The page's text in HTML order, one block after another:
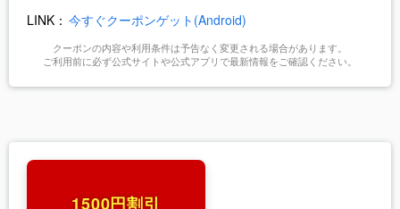
LINK： 今すぐクーポンゲット(Android)
クーポンの内容や利用条件は予告なく変更される場合があります。
ご利用前に必ず公式サイトや公式アプリで最新情報をご確認ください。
1500円割引